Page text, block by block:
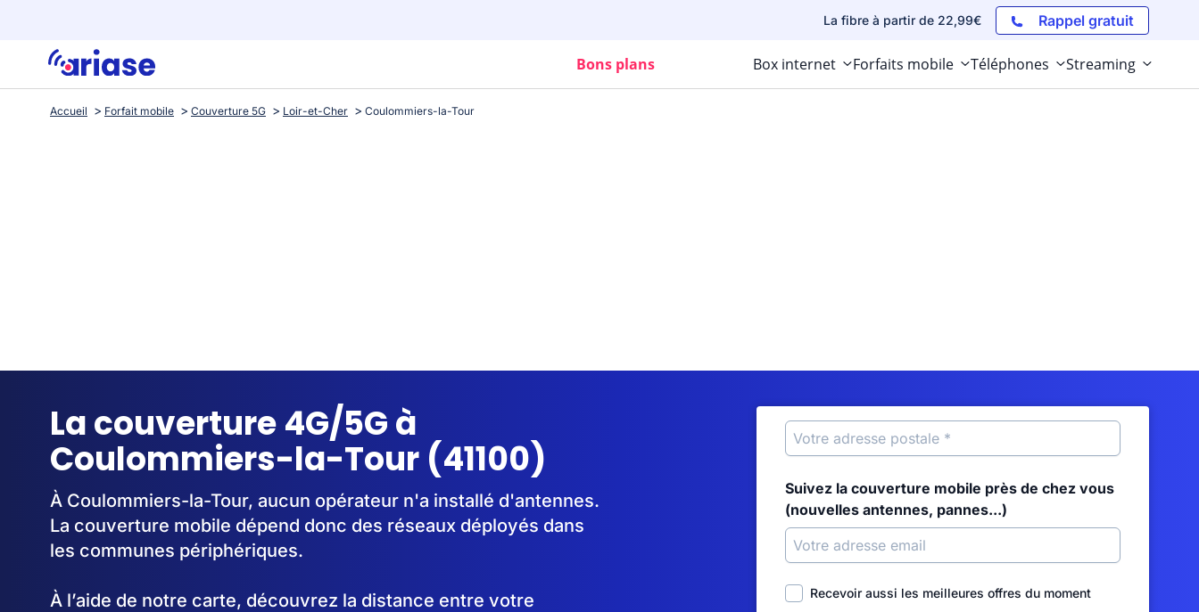
La fibre à partir de 22,99€ Rappel gratuit
Bons plans Box internet Forfaits mobile Téléphones Streaming
Accueil Forfait mobile Couverture 5G Loir-et-Cher Coulommiers-la-Tour
La couverture 4G/5G à
Coulommiers-la-Tour (41100)
À Coulommiers-la-Tour, aucun opérateur n'a installé d'antennes.
La couverture mobile dépend donc des réseaux déployés dans
les communes périphériques.
À l’aide de notre carte, découvrez la distance entre votre
Suivez la couverture mobile près de chez vous
(nouvelles antennes, pannes...)
Recevoir aussi les meilleures offres du moment